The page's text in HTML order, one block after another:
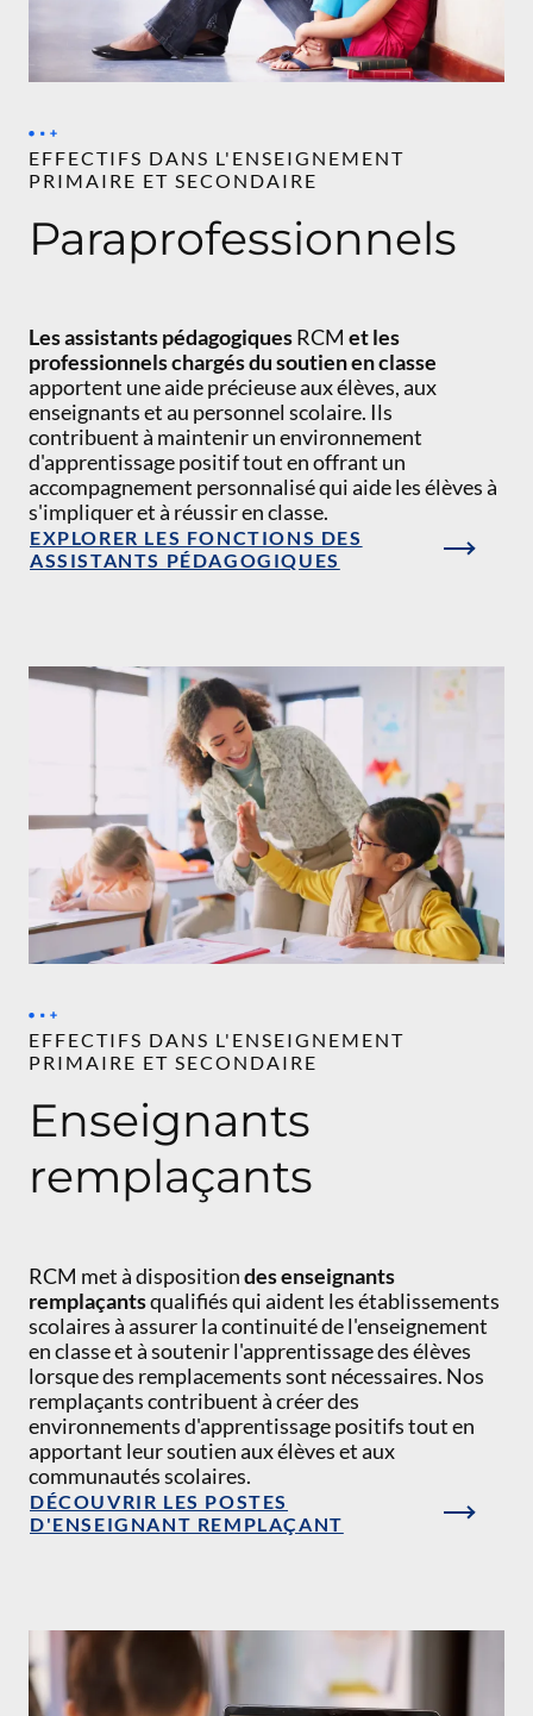
EFFECTIFS DANS L'ENSEIGNEMENT
PRIMAIRE ET SECONDAIRE
Paraprofessionnels
Les assistants pédagogiquesRCM et les
professionnels chargés du soutien en classe
apportent une aide précieuse aux élèves, aux
enseignants et au personnel scolaire. Ils
contribuent à maintenir un environnement
d'apprentissage positif tout en offrant un
accompagnement personnalisé qui aide les élèves à
s'impliquer et à réussir en classe.
EXPLORER LES FONCTIONS DES
ASSISTANTS PÉDAGOGIQUES
EFFECTIFS DANS L'ENSEIGNEMENT
PRIMAIRE ET SECONDAIRE
Enseignants
remplaçants
RCM met à dispositiondes enseignants
remplaçantsqualifiés qui aident les établissements
scolaires à assurer la continuité de l'enseignement
en classe et à soutenir l'apprentissage des élèves
lorsque des remplacements sont nécessaires. Nos
remplaçants contribuent à créer des
environnements d'apprentissage positifs tout en
apportant leur soutien aux élèves et aux
communautés scolaires.
DÉCOUVRIR LES POSTES
D'ENSEIGNANT REMPLAÇANT